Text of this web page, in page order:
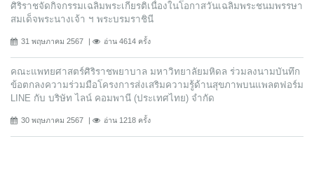
ศิริราชจัดกิจกรรมเฉลิมพระเกียรติเนื่องในโอกาสวันเฉลิมพระชนมพรรษา
สมเด็จพระนางเจ้า ฯ พระบรมราชินี
31 พฤษภาคม 2567 อ่าน 4614 ครั้ง
คณะแพทยศาสตร์ศิริราชพยาบาล มหาวิทยาลัยมหิดล ร่วมลงนามบันทึก
ข้อตกลงความร่วมมือโครงการส่งเสริมความรู้ด้านสุขภาพบนแพลตฟอร์ม
LINE กับ บริษัท ไลน์ คอมพานี (ประเทศไทย) จํากัด
30 พฤษภาคม 2567 อ่าน 1218 ครั้ง